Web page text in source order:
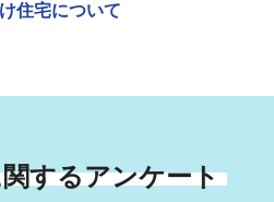
住宅について
するアンケート